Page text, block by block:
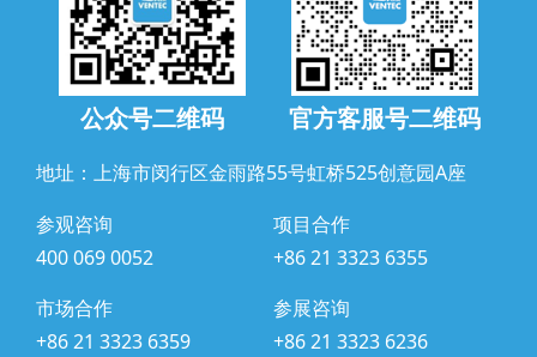
公众号二维码 官方客服号二维码
地址：上海市闵行区金雨路55号虹桥525创意园A座
参观咨询
400 069 0052
项目合作
+86 21 3323 6355
市场合作
+86 21 3323 6359
参展咨询
+86 21 3323 6236